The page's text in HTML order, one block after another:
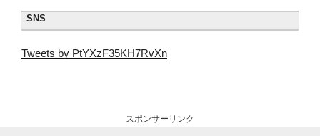
SNS
Tweets by PtYXzF35KH7RvXn
スポンサーリンク